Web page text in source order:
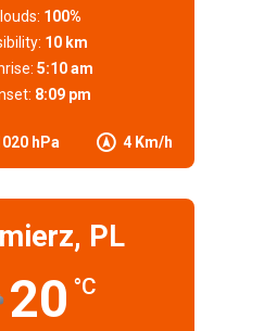
hPa 4 Km/h
100%
10 km
5:10 am
8:09 pm
PL
20 °C